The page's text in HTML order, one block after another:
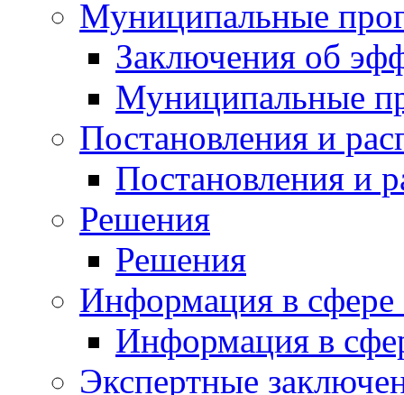
Муниципальные
Заключения об
Муниципальные
Постановления и
Постановления и
Решения
Решения
Информация в сфере
Информация в
Экспертные